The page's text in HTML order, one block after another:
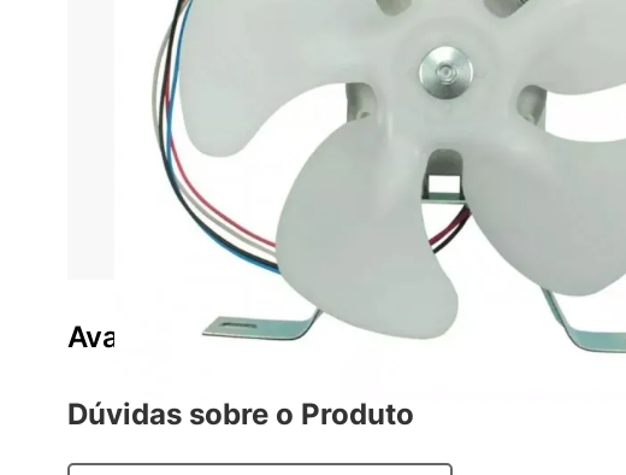
Micro
Este motor é notável por sua capacidade de operar em
Com uma potência de 1/40 HP, ele é ideal para pequenas
compacto do motor facilita sua instalação em espaços
avançada empregada no N5-13/527BR proporciona um
Além disso, o motor é equipado com sistemas de proteção
utilizados na fabricação do Micro Motor Elco, juntamente com
e confiável ao longo do tempo. Em resumo, o Micro Motor
uma combinação de
Avaliações do produto
Dúvidas sobre o Produto